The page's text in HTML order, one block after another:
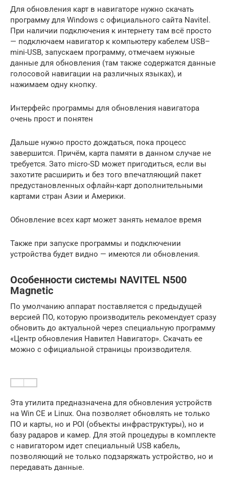
Для обновления карт в навигаторе нужно скачать
программу для Windows с официального сайта Navitel.
При наличии подключения к интернету там всё просто
— подключаем навигатор к компьютеру кабелем USB–
mini-USB, запускаем программу, отмечаем нужные
данные для обновления (там также содержатся данные
голосовой навигации на различных языках), и
нажимаем одну кнопку.
Интерфейс программы для обновления навигатора
очень прост и понятен
Дальше нужно просто дождаться, пока процесс
завершится. Причём, карта памяти в данном случае не
требуется. Зато micro-SD может пригодиться, если вы
захотите расширить и без того впечатляющий пакет
предустановленных офлайн-карт дополнительными
картами стран Азии и Америки.
Обновление всех карт может занять немалое время
Также при запуске программы и подключении
устройства будет видно — имеются ли обновления.
Особенности системы NAVITEL N500
Magnetic
По умолчанию аппарат поставляется с предыдущей
версией ПО, которую производитель рекомендует сразу
обновить до актуальной через специальную программу
«Центр обновления Навител Навигатор». Скачать ее
можно с официальной страницы производителя.
Эта утилита предназначена для обновления устройств
на Win CE и Linux. Она позволяет обновлять не только
ПО и карты, но и POI (объекты инфраструктуры), но и
базу радаров и камер. Для этой процедуры в комплекте
с навигатором идет специальный USB кабель,
позволяющий не только подзаряжать устройство, но и
передавать данные.